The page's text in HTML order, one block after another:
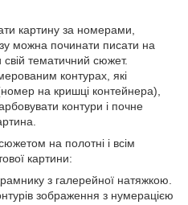
картину за номерами,
можна починати писати на
тематичний сюжет.
контурах, які
на кришці контейнера),
контури і почне
на полотні і всім
картини:
з галерейної натяжкою.
зображення з нумерацією